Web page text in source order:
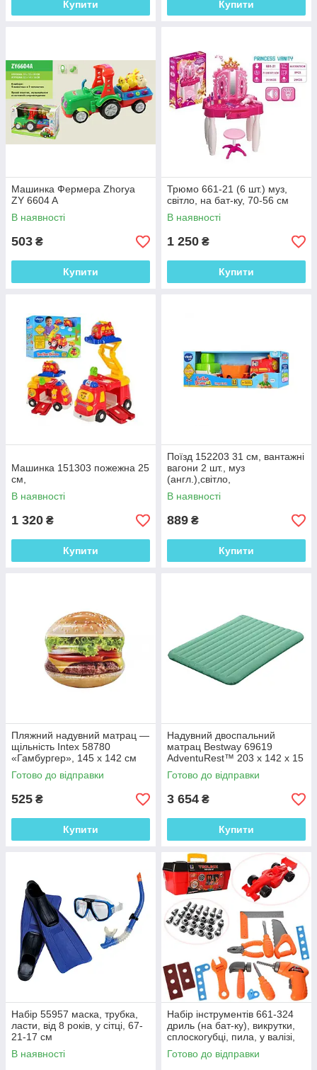
Купити Купити
Машинка Фермера Zhorya
ZY 6604 A
В наявності
503 ₴
Купити
Трюмо 661-21 (6 шт.) муз,
світло, на бат-ку, 70-56 см
В наявності
1 250 ₴
Купити
Машинка 151303 пожежна 25
см,
В наявності
1 320 ₴
Купити
Поїзд 152203 31 см, вантажні
вагони 2 шт., муз
(англ.),світло,
В наявності
889 ₴
Купити
Пляжний надувний матрац —
щільність Intex 58780
«Гамбургер», 145 х 142 см
Готово до відправки
525 ₴
Купити
Надувний двоспальний
матрац Bestway 69619
AdventuRest™ 203 x 142 x 15
см
Готово до відправки
3 654 ₴
Купити
Набір 55957 маска, трубка,
ласти, від 8 років, у сітці, 67-
21-17 см
В наявності
Набір інструментів 661-324
дриль (на бат-ку), викрутки,
сплоскогубці, пила, у валізі,
31-16-14 см
Готово до відправки